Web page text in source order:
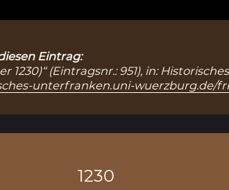
Eintrag:
1230)“ (Eintragsnr.: 951), in:
unterfranken.uni-wuerzburg.de/
1230